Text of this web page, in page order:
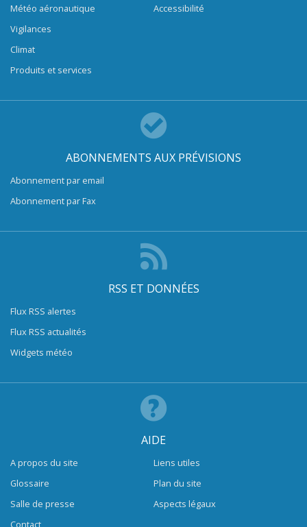
Météo aéronautique
Vigilances
Climat
Produits et services
Accessibilité
ABONNEMENTS AUX PRÉVISIONS
Abonnement par email
Abonnement par Fax
RSS ET DONNÉES
Flux RSS alertes
Flux RSS actualités
Widgets météo
AIDE
A propos du site
Glossaire
Salle de presse
Contact
Liens utiles
Plan du site
Aspects légaux